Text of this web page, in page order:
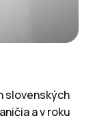
slovenských
a v roku